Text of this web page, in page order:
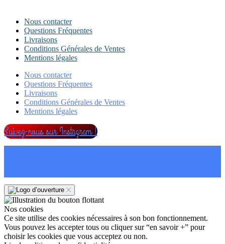
Nous contacter
Questions Fréquentes
Livraisons
Conditions Générales de Ventes
Mentions légales
Nous contacter
Questions Fréquentes
Livraisons
Conditions Générales de Ventes
Mentions légales
Suivez-nous sur Instagram !
Nos cookies
Ce site utilise des cookies nécessaires à son bon fonctionnement.
Vous pouvez les accepter tous ou cliquer sur “en savoir +” pour
choisir les cookies que vous acceptez ou non.